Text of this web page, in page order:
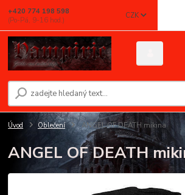
CZK
+420 774 198 598
(Po-Pá, 9-16 hod.)
Úvod Oblečení ANGEL OF DEATH mikina
ANGEL OF DEATH